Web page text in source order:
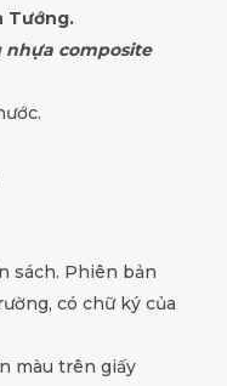
Tướng.
composite
sách. Phiên bản
có chữ ký của
màu trên giấy